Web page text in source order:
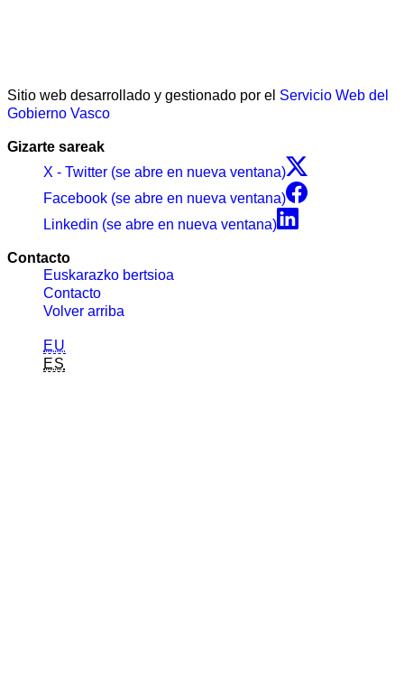
Sitio web desarrollado y gestionado por el Servicio Web del
Gobierno Vasco
Gizarte sareak
X - Twitter (se abre en nueva ventana)
Facebook (se abre en nueva ventana)
Linkedin (se abre en nueva ventana)
Contacto
Euskarazko bertsioa
Contacto
Volver arriba
EU
ES